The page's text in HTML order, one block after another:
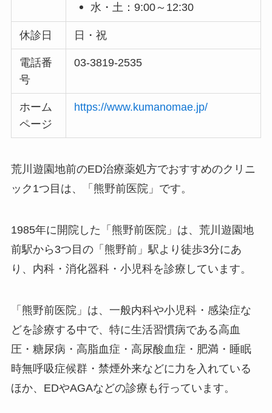
水・土：9:00～12:30
休診日 日・祝
電話番
号
03-3819-2535
ホーム
ページ
https://www.kumanomae.jp/
荒川遊園地前のED治療薬処方でおすすめのクリニ
ック1つ目は、「熊野前医院」です。
1985年に開院した「熊野前医院」は、荒川遊園地
前駅から3つ目の「熊野前」駅より徒歩3分にあ
り、内科・消化器科・小児科を診療しています。
「熊野前医院」は、一般内科や小児科・感染症な
どを診療する中で、特に生活習慣病である高血
圧・糖尿病・高脂血症・高尿酸血症・肥満・睡眠
時無呼吸症候群・禁煙外来などに力を入れている
ほか、EDやAGAなどの診療も行っています。